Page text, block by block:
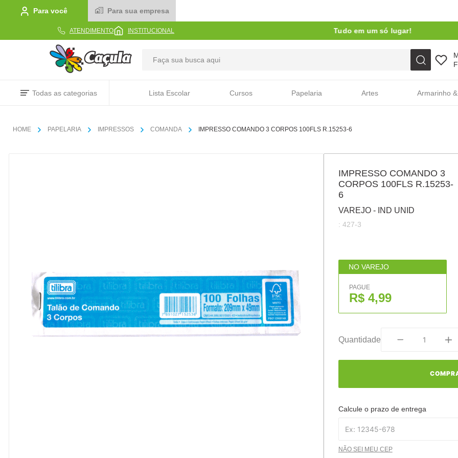
Para você Para sua empresa
ATENDIMENTO INSTITUCIONAL Tudo em um só lugar!
Todas as categorias Lista Escolar Cursos Papelaria Artes Armarinho
PAPELARIA IMPRESSOS COMANDA IMPRESSO COMANDO 3 CORPOS 100FLS R.15253-6
IMPRESSO COMANDO 3
CORPOS 100FLS R.15253-
6
VAREJO - IND UNID
: 427-3
NO VAREJO
PAGUE
R$ 4,99
Quantidade
Calcule o prazo de entrega
NÃO SEI MEU CEP
TERMOS MAIS BUSCADOS